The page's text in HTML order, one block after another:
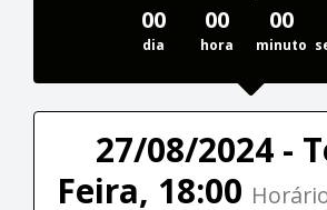
00
dia
00
hora
00
minuto
27/08/2024 -
Feira, 18:00